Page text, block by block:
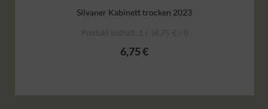
Silvaner Kabinett trocken 2023
6,75€